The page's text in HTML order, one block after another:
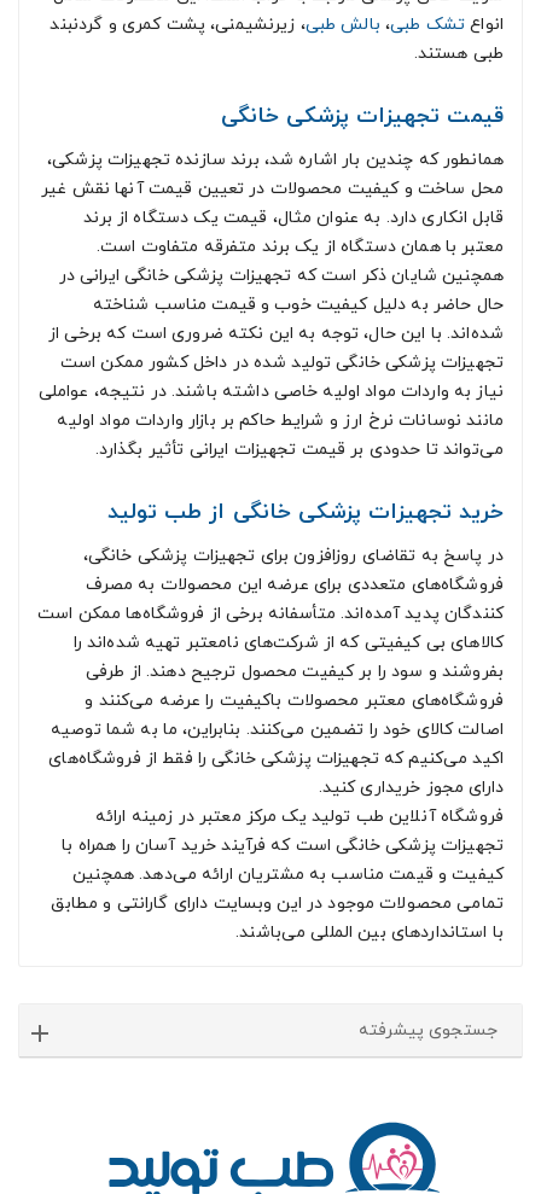
انواع تشک طبی، بالش طبی، زیرنشیمنی، پشت کمری و گردنبند
طبی هستند.
قیمت تجهیزات پزشکی خانگی
همانطور که چندین بار اشاره شد، برند سازنده تجهیزات پزشکی،
محل ساخت و کیفیت محصولات در تعیین قیمت آنها نقش غیر
قابل انکاری دارد. به عنوان مثال، قیمت یک دستگاه از برند
معتبر با همان دستگاه از یک برند متفرقه متفاوت است.
همچنین شایان ذکر است که تجهیزات پزشکی خانگی ایرانی در
حال حاضر به دلیل کیفیت خوب و قیمت مناسب شناخته
شده‌اند. با این حال، توجه به این نکته ضروری است که برخی از
تجهیزات پزشکی خانگی تولید شده در داخل کشور ممکن است
نیاز به واردات مواد اولیه خاصی داشته باشند. در نتیجه، عواملی
مانند نوسانات نرخ ارز و شرایط حاکم بر بازار واردات مواد اولیه
می‌تواند تا حدودی بر قیمت تجهیزات ایرانی تأثیر بگذارد.
خرید تجهیزات پزشکی خانگی از طب تولید
در پاسخ به تقاضای روزافزون برای تجهیزات پزشکی خانگی،
فروشگاه‌های متعددی برای عرضه این محصولات به مصرف
کنندگان پدید آمده‌اند. متأسفانه برخی از فروشگاه‌ها ممکن است
کالاهای بی کیفیتی که از شرکت‌های نامعتبر تهیه شده‌اند را
بفروشند و سود را بر کیفیت محصول ترجیح دهند. از طرفی
فروشگاه‌های معتبر محصولات باکیفیت را عرضه می‌کنند و
اصالت کالای خود را تضمین می‌کنند. بنابراین، ما به شما توصیه
اکید می‌کنیم که تجهیزات پزشکی خانگی را فقط از فروشگاه‌های
دارای مجوز خریداری کنید.
فروشگاه آنلاین طب تولید یک مرکز معتبر در زمینه ارائه
تجهیزات پزشکی خانگی است که فرآیند خرید آسان را همراه با
کیفیت و قیمت مناسب به مشتریان ارائه می‌دهد. همچنین
تمامی محصولات موجود در این وبسایت دارای گارانتی و مطابق
با استانداردهای بین المللی می‌باشند.
جستجوی پیشرفته